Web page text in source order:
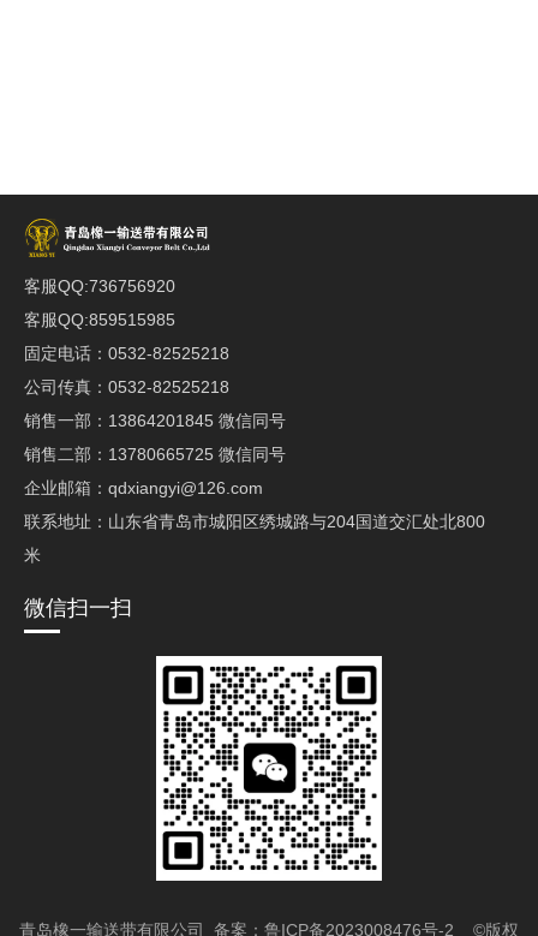
客服QQ:736756920
客服QQ:859515985
固定电话：0532-82525218
公司传真：0532-82525218
销售一部：13864201845 微信同号
销售二部：13780665725 微信同号
企业邮箱：qdxiangyi@126.com
联系地址：山东省青岛市城阳区绣城路与204国道交汇处北800
米
微信扫一扫
青岛橡一输送带有限公司 备案： 鲁ICP备2023008476号-2 ©版权